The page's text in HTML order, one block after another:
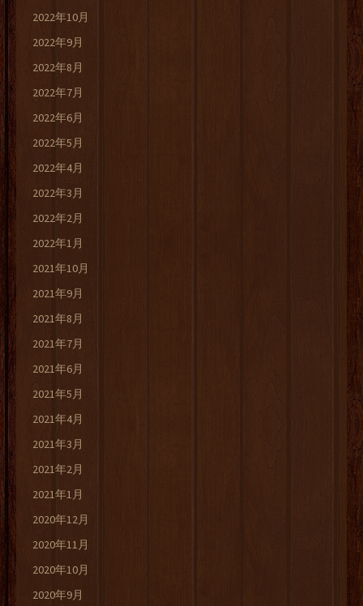
2022年10月
2022年9月
2022年8月
2022年7月
2022年6月
2022年5月
2022年4月
2022年3月
2022年2月
2022年1月
2021年10月
2021年9月
2021年8月
2021年7月
2021年6月
2021年5月
2021年4月
2021年3月
2021年2月
2021年1月
2020年12月
2020年11月
2020年10月
2020年9月